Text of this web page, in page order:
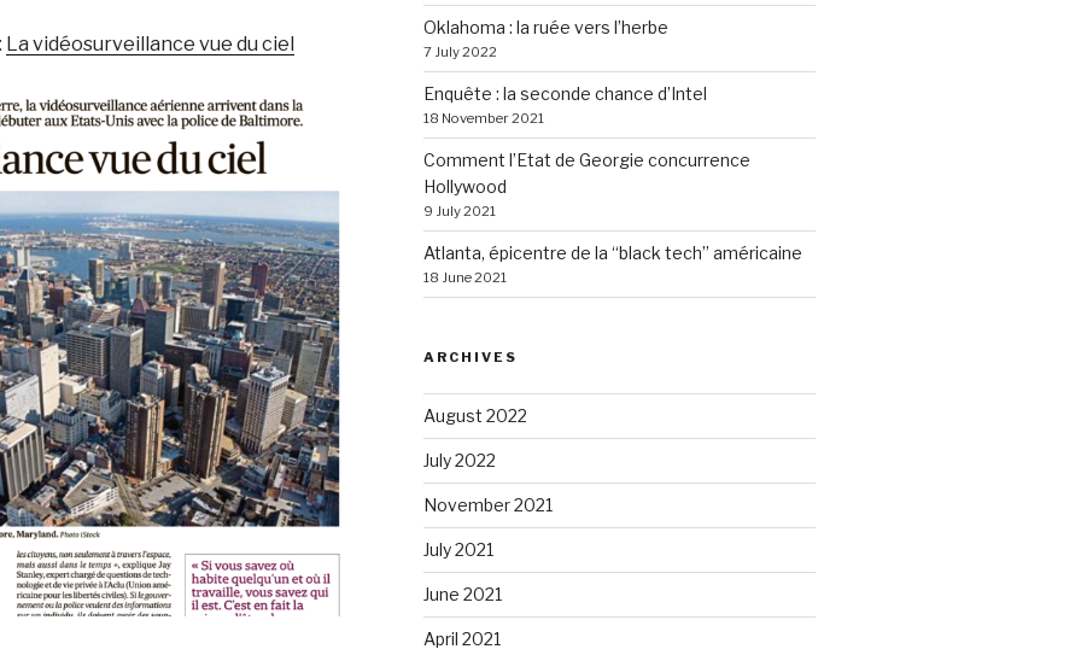
La vidéosurveillance vue du ciel
Oklahoma : la ruée vers l’herbe
7 July 2022
Enquête : la seconde chance d’Intel
18 November 2021
Comment l’Etat de Georgie concurrence
Hollywood
9 July 2021
Atlanta, épicentre de la “black tech” américaine
18 June 2021
ARCHIVES
August 2022
July 2022
November 2021
July 2021
June 2021
April 2021